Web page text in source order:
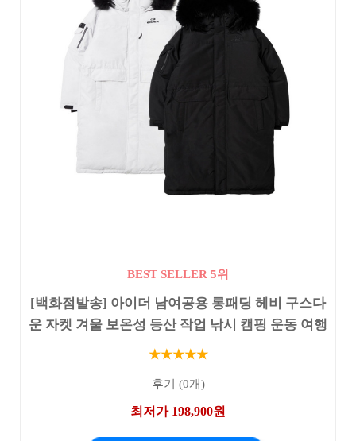
BEST SELLER 5위
[백화점발송] 아이더 남여공용 롱패딩 헤비 구스다
운 자켓 겨울 보온성 등산 작업 낚시 캠핑 운동 여행
★★★★★
후기 (0개)
최저가 198,900원